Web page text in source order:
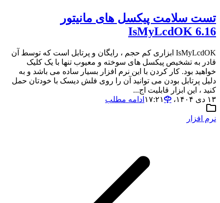
تست سلامت پیکسل های مانیتور
IsMyLcdOK 6.16
IsMyLcdOK ابزاری کم حجم ، رایگان و پرتابل است که توسط آن
قادر به تشخیص پیکسل های سوخته و معیوب تنها با یک کلیک
خواهید بود. کار کردن با این نرم افزار بسیار ساده می باشد و به
دلیل پرتابل بودن می توانید آن را روی فلش دیسک با خودتان حمل
کنید ، این ابزار قابلیت اج...
۱۳ دی ۱۴۰۴،‏ ۱۷:۲۱
ادامه مطلب
نرم افزار